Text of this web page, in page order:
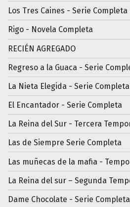
Los Tres Caines - Serie Completa
Rigo - Novela Completa
RECIÉN AGREGADO
Regreso a la Guaca - Serie
La Nieta Elegida - Serie
El Encantador - Serie Completa
La Reina del Sur - Tercera
Las de Siempre Serie Completa
Las muñecas de la mafia -
La Reina del sur – Segunda
Dame Chocolate - Serie Completa